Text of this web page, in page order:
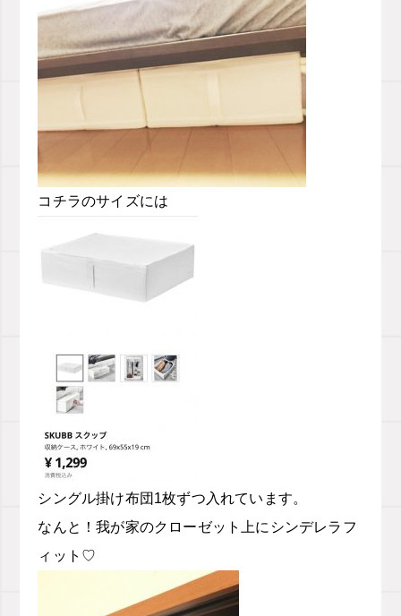
コチラのサイズには
シングル掛け布団1枚ずつ入れています。
なんと！我が家のクローゼット上にシンデレラフ
ィット ♡